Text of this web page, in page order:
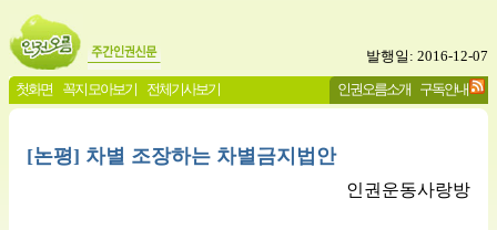
발행일: 2016-12-07
첫화면 꼭지 모아보기 전체기사보기 인권오름소개 구독안내
[논평] 차별 조장하는 차별금지법안
인권운동사랑방